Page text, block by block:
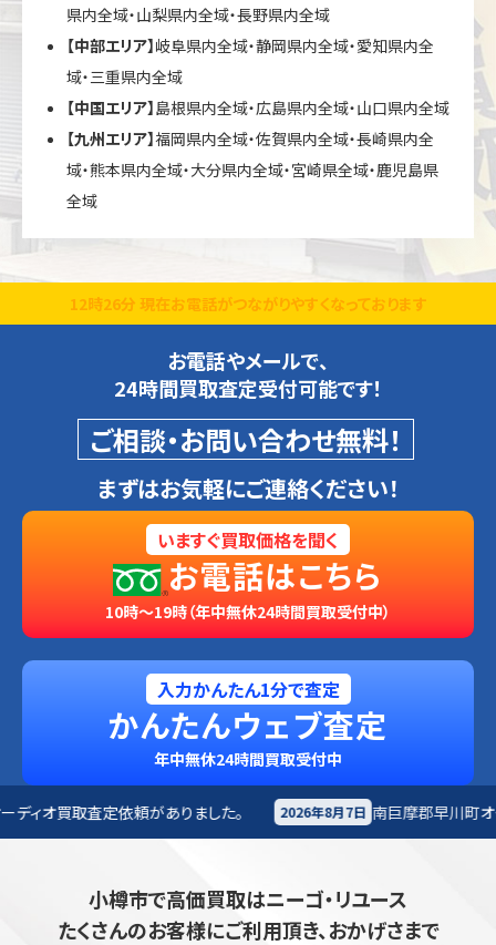
県内全域・山梨県内全域・長野県内全域
【中部エリア】岐阜県内全域・静岡県内全域・愛知県内全
域・三重県内全域
【中国エリア】島根県内全域・広島県内全域・山口県内全域
【九州エリア】福岡県内全域・佐賀県内全域・長崎県内全
域・熊本県内全域・大分県内全域・宮崎県全域・鹿児島県
全域
12時26分 現在お電話がつながりやすくなっております
お電話やメールで、
24時間買取査定受付可能です！
ご相談・お問い合わせ無料！
まずはお気軽にご連絡ください！
いますぐ買取価格を聞く
お電話はこちら
10時～19時（年中無休24時間買取受付中）
入力かんたん1分で査定
かんたんウェブ査定
年中無休24時間買取受付中
ました。 2026年8月7日 南巨摩郡早川町オーディオ買取査定依頼があ
小樽市で高価買取はニーゴ・リユース
たくさんのお客様にご利用頂き、おかげさまで